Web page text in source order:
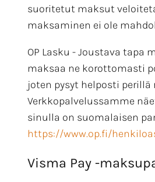
suoritetut maksut
maksaminen ei ole
OP Lasku - Joustava tapa
maksaa ne korottomasti
joten pysyt helposti
Verkkopalvelussamme
sinulla on suomalaisen
https://www.op.fi/
Visma Pay -